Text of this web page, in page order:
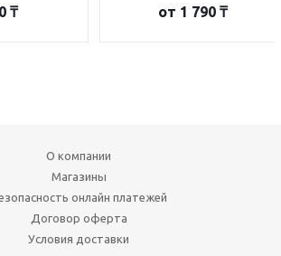
₸ от 1 790 ₸
О компании
Магазины
онлайн платежей
Договор оферта
Условия доставки